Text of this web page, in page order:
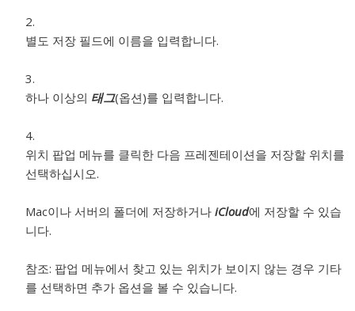
별도 저장 필드에 이름을 입력합니다.
하나 이상의 태그(옵션)를 입력합니다.
위치 팝업 메뉴를 클릭한 다음 프레젠테이션을 저장할 위치를
선택하십시오.
Mac이나 서버의 폴더에 저장하거나 iCloud에 저장할 수 있습
니다.
참조: 팝업 메뉴에서 찾고 있는 위치가 보이지 않는 경우 기타
를 선택하면 추가 옵션을 볼 수 있습니다.